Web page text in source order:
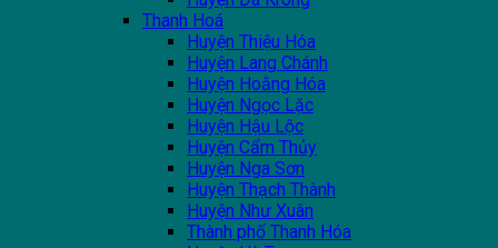
Thanh Hoá
Huyện Thiệu Hóa
Huyện Lang Chánh
Huyện Hoằng Hóa
Huyện Ngọc Lặc
Huyện Hậu Lộc
Huyện Cẩm Thủy
Huyện Nga Sơn
Huyện Thạch Thành
Huyện Như Xuân
Thành phố Thanh Hóa